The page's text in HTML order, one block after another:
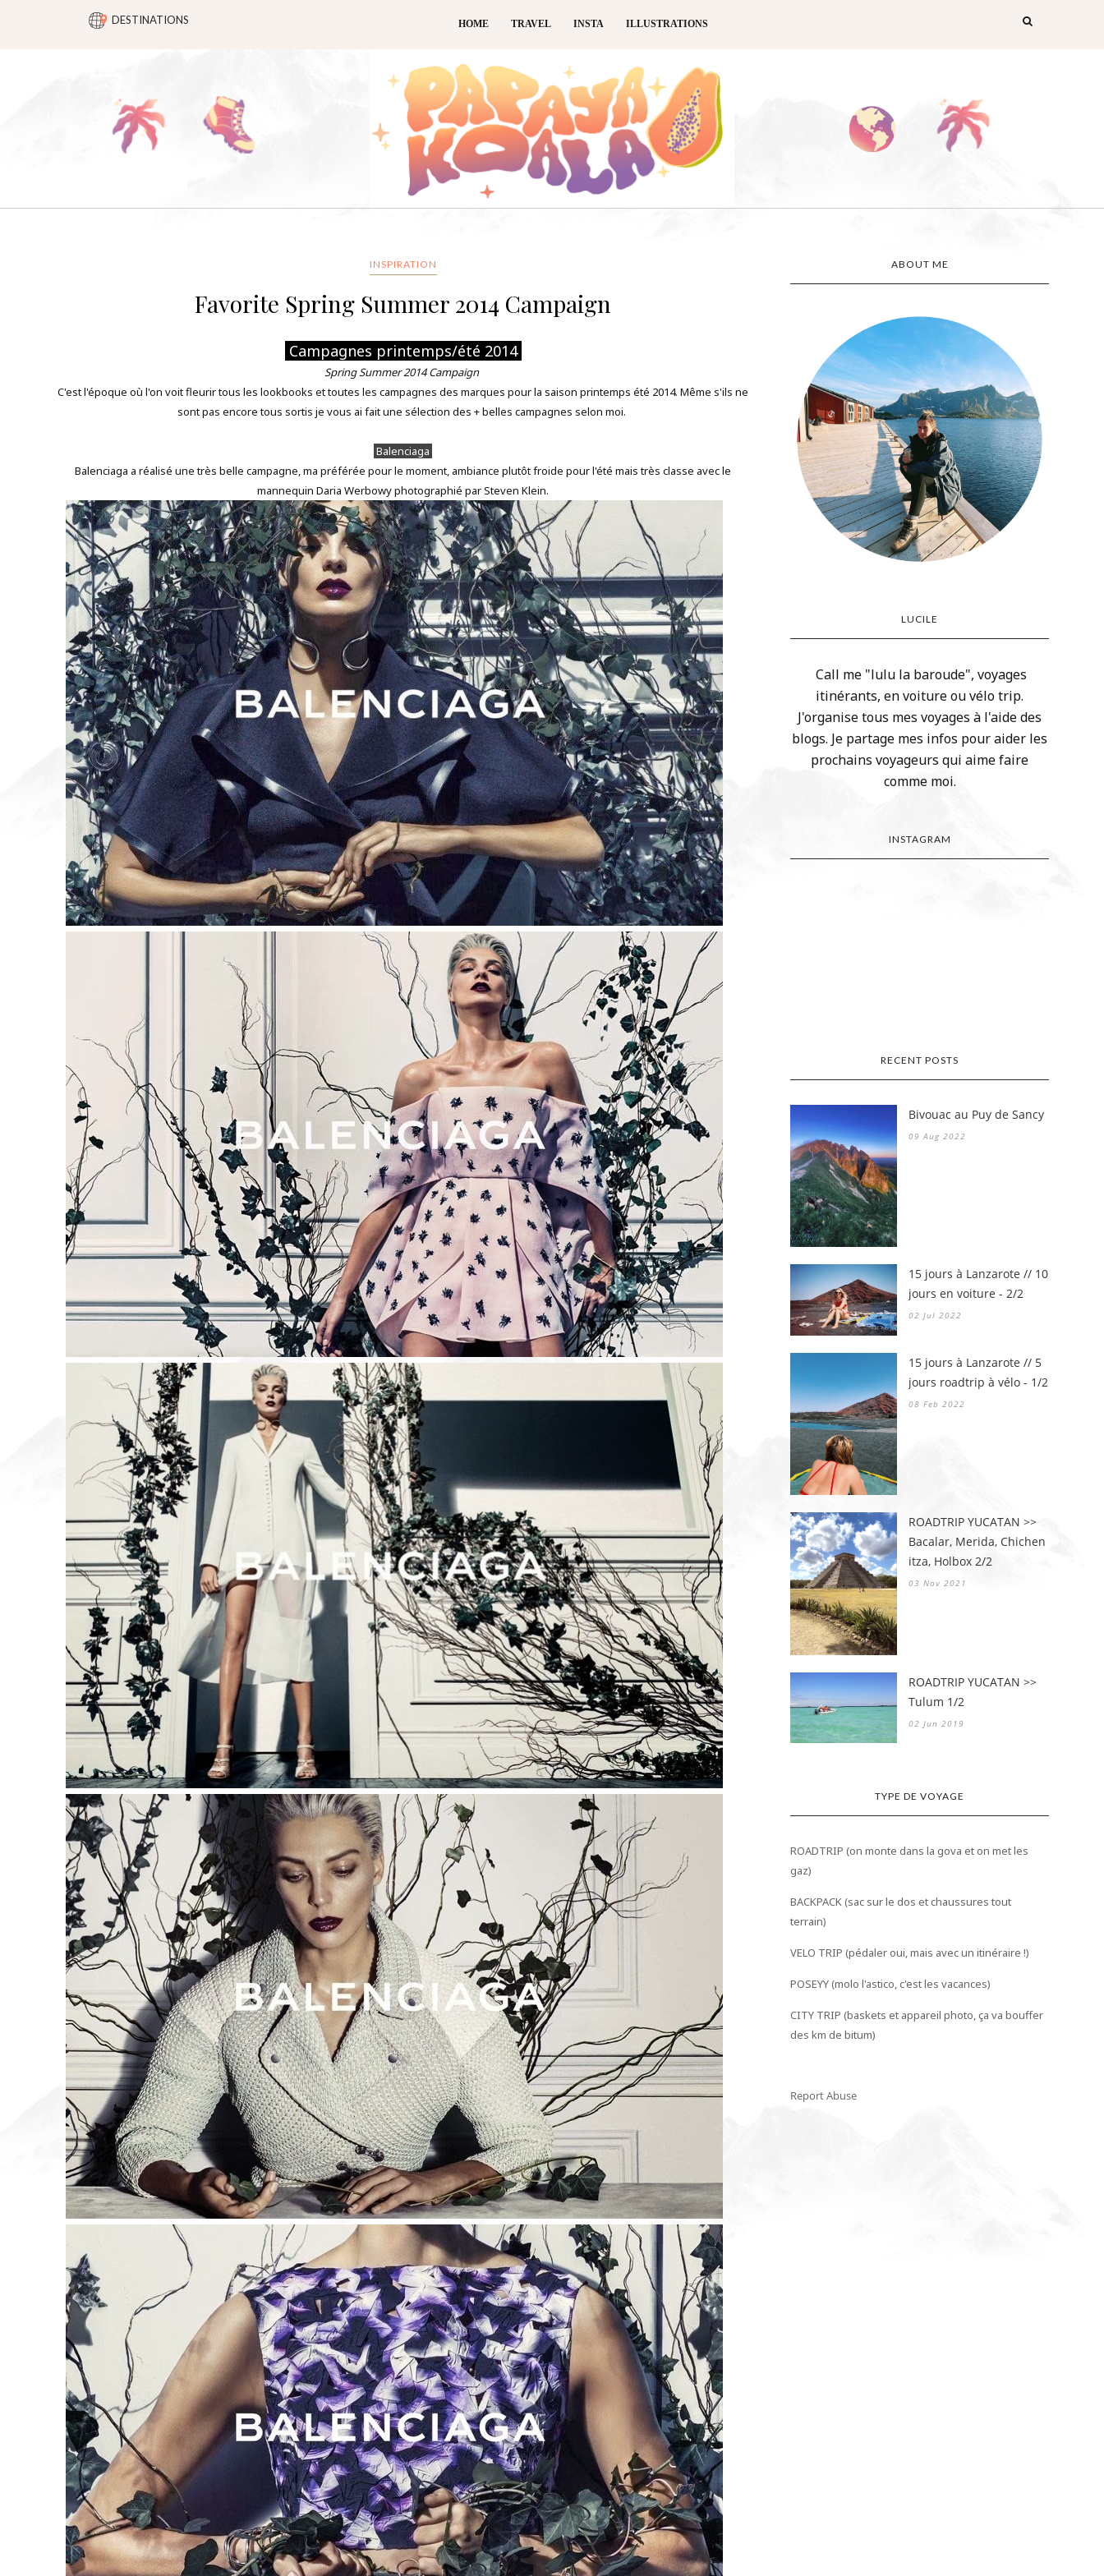
DESTINATIONS HOME TRAVEL INSTA ILLUSTRATIONS
INSPIRATION
Favorite Spring Summer 2014 Campaign
Campagnes printemps/été 2014
Spring Summer 2014 Campaign
C'est l'époque où l'on voit fleurir tous les lookbooks et toutes les campagnes des marques pour la saison printemps été 2014. Même s'ils ne
sont pas encore tous sortis je vous ai fait une sélection des + belles campagnes selon moi.
Balenciaga
Balenciaga a réalisé une très belle campagne, ma préférée pour le moment, ambiance plutôt froide pour l'été mais très classe avec le
mannequin Daria Werbowy photographié par Steven Klein.
ABOUT ME
LUCILE
Call me "lulu la baroude", voyages
itinérants, en voiture ou vélo trip.
J'organise tous mes voyages à l'aide des
blogs. Je partage mes infos pour aider les
prochains voyageurs qui aime faire
comme moi.
INSTAGRAM
RECENT POSTS
Bivouac au Puy de Sancy
09 Aug 2022
15 jours à Lanzarote // 10
jours en voiture - 2/2
02 Jul 2022
15 jours à Lanzarote // 5
jours roadtrip à vélo - 1/2
08 Feb 2022
ROADTRIP YUCATAN >>
Bacalar, Merida, Chichen
itza, Holbox 2/2
03 Nov 2021
ROADTRIP YUCATAN >>
Tulum 1/2
02 Jun 2019
TYPE DE VOYAGE
ROADTRIP (on monte dans la gova et on met les
gaz)
BACKPACK (sac sur le dos et chaussures tout
terrain)
VELO TRIP (pédaler oui, mais avec un itinéraire !)
POSEYY (molo l'astico, c'est les vacances)
CITY TRIP (baskets et appareil photo, ça va bouffer
des km de bitum)
Report Abuse